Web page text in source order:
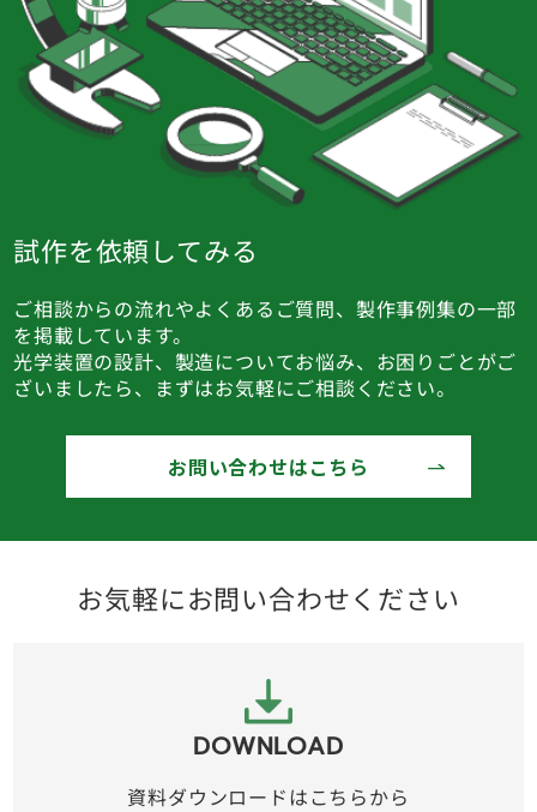
試作を依頼してみる
ご相談からの流れやよくあるご質問、製作事例集の一部
を掲載しています。
光学装置の設計、製造についてお悩み、お困りごとがご
ざいましたら、まずはお気軽にご相談ください。
お問い合わせはこちら
お気軽にお問い合わせください
DOWNLOAD
資料ダウンロードはこちらから